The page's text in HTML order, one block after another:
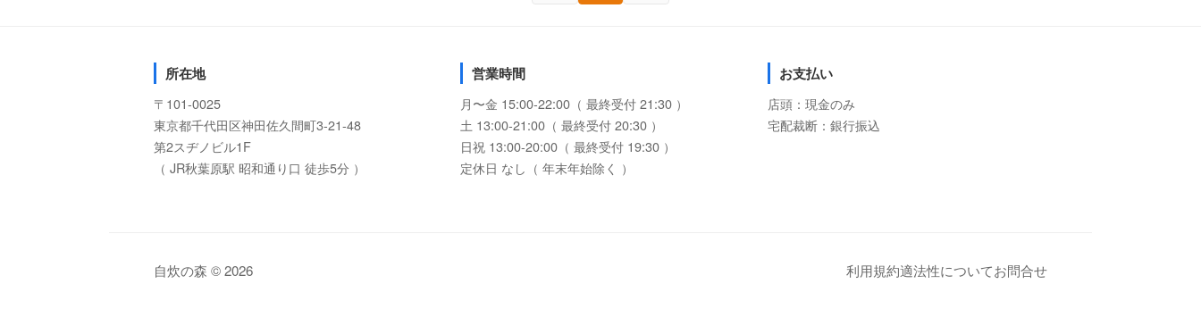
所在地
〒101-0025
東京都千代田区神田佐久間町3-21-48
第2スヂノビル1F
（ JR秋葉原駅 昭和通り口 徒歩5分 ）
営業時間
月〜金 15:00-22:00（ 最終受付 21:30 ）
土 13:00-21:00（ 最終受付 20:30 ）
日祝 13:00-20:00（ 最終受付 19:30 ）
定休日 なし（ 年末年始除く ）
お支払い
店頭：現金のみ
宅配裁断：銀行振込
自炊の森 © 2026 利用規約適法性についてお問合せ